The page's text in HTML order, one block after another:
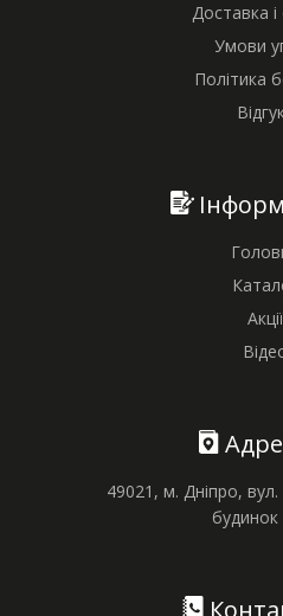
Доставка
Умови
Політика
Акції
49021, м. Дніпро,